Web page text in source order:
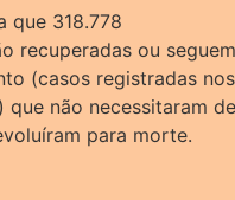
que 318.778
recuperadas ou
(casos registradas nos
que não necessitaram de
para morte.